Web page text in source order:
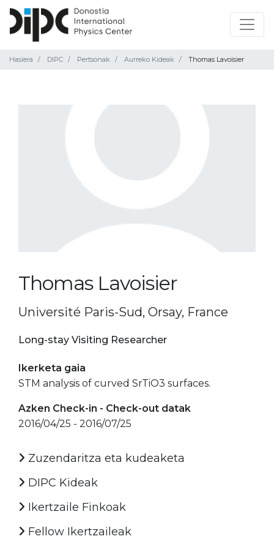
Hasiera DIPC Pertsonak Aurreko Kideak Thomas Lavoisier
Thomas Lavoisier
Université Paris-Sud, Orsay, France
Long-stay Visiting Researcher
Ikerketa gaia
STM analysis of curved SrTiO3 surfaces.
Azken Check-in - Check-out datak
2016/04/25 - 2016/07/25
Zuzendaritza eta kudeaketa
DIPC Kideak
Ikertzaile Finkoak
Fellow Ikertzaileak